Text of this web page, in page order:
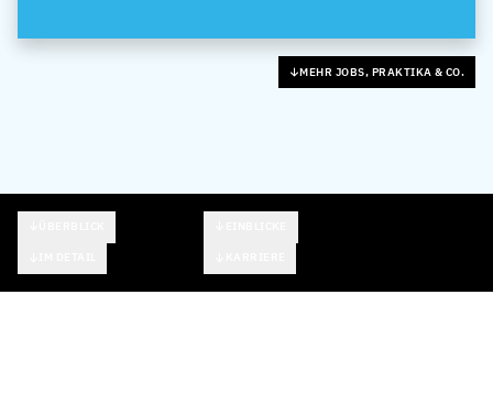
MEHR JOBS, PRAKTIKA & CO.